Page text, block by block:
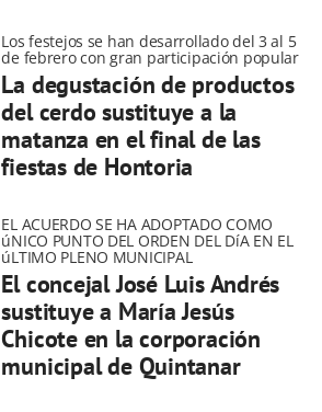
Los festejos se han desarrollado del 3 al 5
de febrero con gran participación popular
La degustación de productos
del cerdo sustituye a la
matanza en el final de las
fiestas de Hontoria
EL ACUERDO SE HA ADOPTADO COMO
úNICO PUNTO DEL ORDEN DEL DíA EN EL
úLTIMO PLENO MUNICIPAL
El concejal José Luis Andrés
sustituye a María Jesús
Chicote en la corporación
municipal de Quintanar